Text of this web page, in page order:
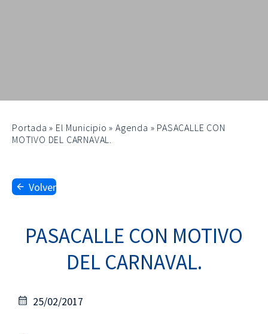
Portada » El Municipio »Agenda » PASACALLE CON
MOTIVO DEL CARNAVAL.
Volver
PASACALLE CON MOTIVO
DEL CARNAVAL.
25/02/2017